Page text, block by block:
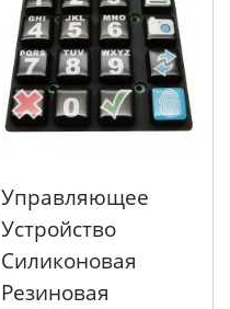
Управляющее
Устройство
Силиконовая
Резиновая